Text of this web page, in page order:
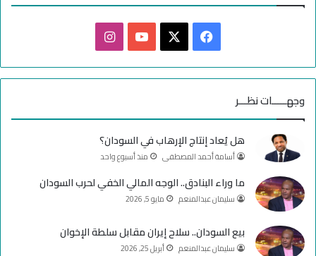
ي
ب
و
ك
X
Y
u
T
u
b
e
ن
ت
ق
م
وجهـــــات نظـــر
هل يُعاد إنتاج الإرهاب في السودان؟
أسامة أحمد المصطفى منذ أسبوع واحد
ما وراء البنادق.. الوجه المالي الخفي لحرب السودان
سليمان عبدالمنعم مايو 5, 2026
بيع السودان.. سلاح إيران مقابل سلطة الإخوان
سليمان عبدالمنعم أبريل 25, 2026